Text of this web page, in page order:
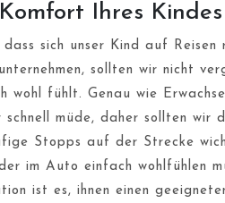
Ihres
sich unser Kind auf Reisen
sollten wir nicht
wohl fühlt. Genau wie
schnell müde, daher sollten wir
Stopps auf der Strecke
im Auto einfach wohlfühlen
ist es, ihnen einen